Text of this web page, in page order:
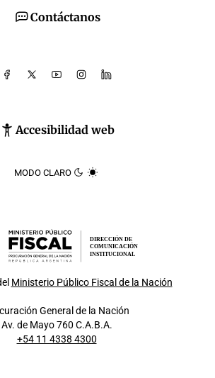
Contáctanos
Accesibilidad web
MODO CLARO
DIRECCIÓN DE
COMUNICACIÓN
INSTITUCIONAL
Ministerio Público Fiscal de la Nación
General de la Nación
Av. de Mayo 760 C.A.B.A.
+54 11 4338 4300